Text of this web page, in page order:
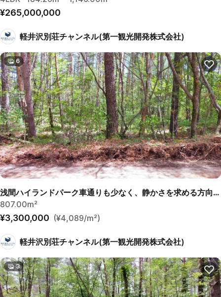
¥265,000,000
軽井沢別荘チャンネル(第一観光開発株式会社)
6
浅間ハイランドパーク車通りも少なく、静かさを求める方向けの土地
807.00m²
¥3,300,000 (¥4,089/m²)
軽井沢別荘チャンネル(第一観光開発株式会社)
3